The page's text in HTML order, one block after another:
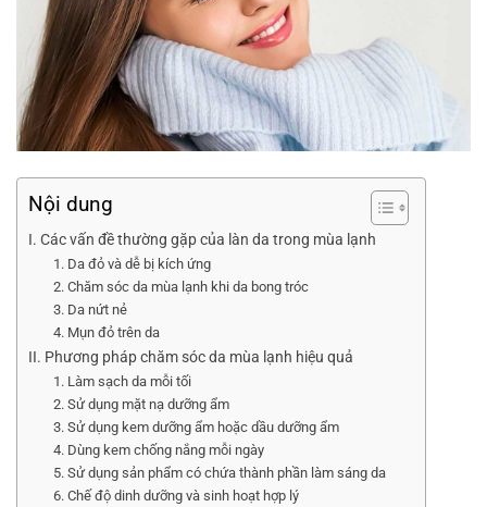
Nội dung
I. Các vấn đề thường gặp của làn da trong mùa lạnh
1. Da đỏ và dễ bị kích ứng
2. Chăm sóc da mùa lạnh khi da bong tróc
3. Da nứt nẻ
4. Mụn đỏ trên da
II. Phương pháp chăm sóc da mùa lạnh hiệu quả
1. Làm sạch da mỗi tối
2. Sử dụng mặt nạ dưỡng ẩm
3. Sử dụng kem dưỡng ẩm hoặc dầu dưỡng ẩm
4. Dùng kem chống nắng mỗi ngày
5. Sử dụng sản phẩm có chứa thành phần làm sáng da
6. Chế độ dinh dưỡng và sinh hoạt hợp lý